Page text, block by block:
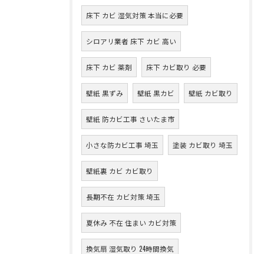
床下 カビ 湿気対策 本当に必要
シロアリ業者 床下 カビ 高い
床下 カビ 薬剤 床下 カビ取り 必要
壁紙 黒ずみ 壁紙 黒カビ 壁紙 カビ取り
壁紙 防カビ工事 さいたま市
小さな防カビ工事 埼玉 塗装 カビ取り 埼玉
壁紙裏 カビ カビ取り
長期不在 カビ対策 埼玉
夏休み 不在 住まい カビ対策
換気扇 湿気取り 24時間換気